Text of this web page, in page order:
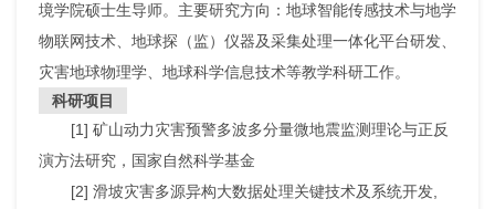
境学院硕士生导师。主要研究方向：地球智能传感技术与地学
物联网技术、地球探（监）仪器及采集处理一体化平台研发、
灾害地球物理学、地球科学信息技术等教学科研工作。
科研项目
[1] 矿山动力灾害预警多波多分量微地震监测理论与正反
演方法研究，国家自然科学基金
[2] 滑坡灾害多源异构大数据处理关键技术及系统开发,